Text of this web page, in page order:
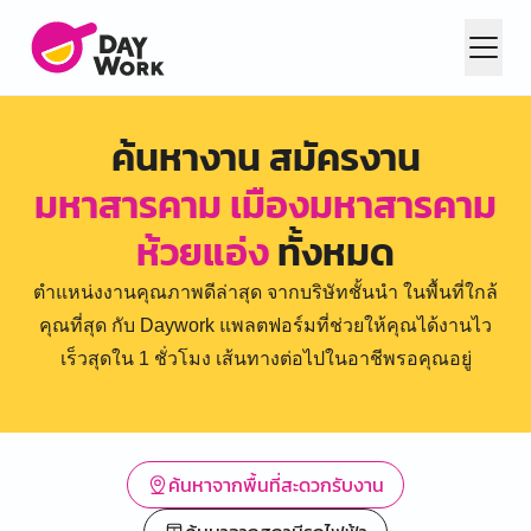
ค้นหางาน สมัครงาน
มหาสารคาม เมืองมหาสารคาม
ห้วยแอ่งทั้งหมด
ตำแหน่งงานคุณภาพดีล่าสุด จากบริษัทชั้นนำ ในพื้นที่ใกล้
คุณที่สุด กับ Daywork แพลตฟอร์มที่ช่วยให้คุณได้งานไว
เร็วสุดใน 1 ชั่วโมง เส้นทางต่อไปในอาชีพรอคุณอยู่
ค้นหาจากพื้นที่สะดวกรับงาน